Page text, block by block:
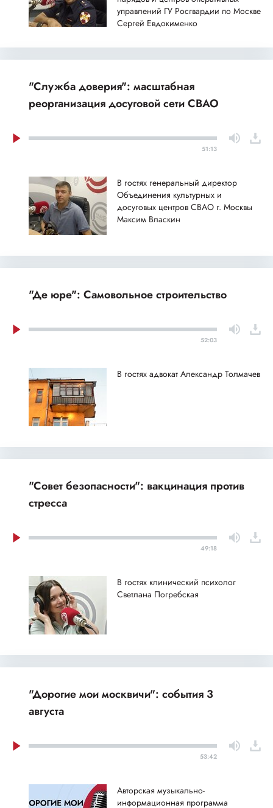
управлений ГУ Росгвардии по Москве
Сергей Евдокименко
"Служба доверия": масштабная
реорганизация досуговой сети СВАО
51:13
В гостях генеральный директор
Объединения культурных и
досуговых центров СВАО г. Москвы
Максим Власкин
"Де юре": Самовольное строительство
52:03
В гостях адвокат Александр Толмачев
"Совет безопасности": вакцинация против
стресса
49:18
В гостях клинический психолог
Светлана Погребская
"Дорогие мои москвичи": события 3
августа
53:42
Авторская музыкально-
информационная программа